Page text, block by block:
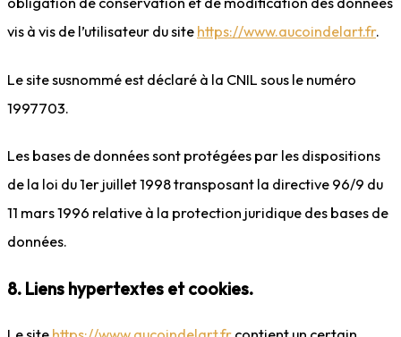
vis à vis de l’utilisateur du site https://www.aucoindelart.fr.
Le site susnommé est déclaré à la CNIL sous le numéro
1997703.
Les bases de données sont protégées par les dispositions
de la loi du 1er juillet 1998 transposant la directive 96/9 du
11 mars 1996 relative à la protection juridique des bases de
données.
8. Liens hypertextes et cookies.